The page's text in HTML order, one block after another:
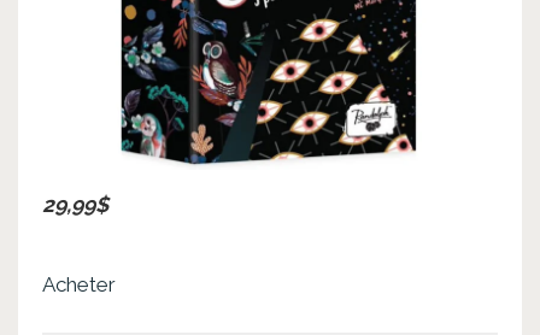
29,99$
Acheter